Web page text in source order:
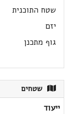
שטח התוכנית
יזם
גוף מתכנן
שטחים
ייעוד